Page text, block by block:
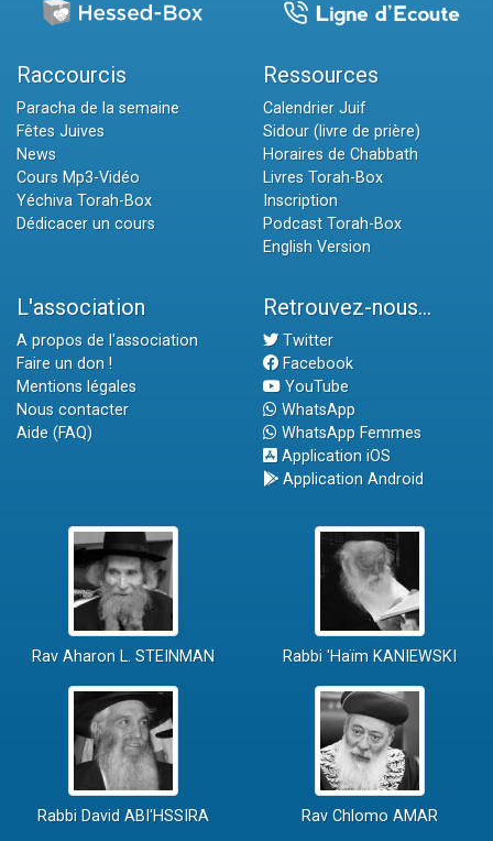
Raccourcis
Paracha de la semaine
Fêtes Juives
News
Cours Mp3-Vidéo
Yéchiva Torah-Box
Dédicacer un cours
Ressources
Calendrier Juif
Sidour (livre de prière)
Horaires de Chabbath
Livres Torah-Box
Inscription
Podcast Torah-Box
English Version
L'association
A propos de l'association
Faire un don !
Mentions légales
Nous contacter
Aide (FAQ)
Retrouvez-nous...
Twitter
Facebook
YouTube
WhatsApp
WhatsApp Femmes
Application iOS
Application Android
Rav Aharon L. STEINMAN Rabbi 'Haïm KANIEWSKI
Rabbi David ABI'HSSIRA Rav Chlomo AMAR